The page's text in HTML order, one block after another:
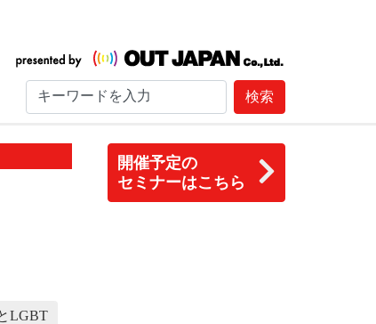
検索
開催予定の
セミナーはこちら
LGBT